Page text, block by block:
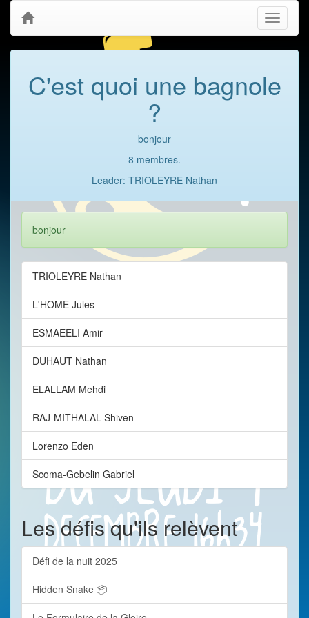
Toggle
C'est quoi une bagnole
?
bonjour
8 membres.
Leader: TRIOLEYRE Nathan
bonjour
TRIOLEYRE Nathan
L'HOME Jules
ESMAEELI Amir
DUHAUT Nathan
ELALLAM Mehdi
RAJ-MITHALAL Shiven
Lorenzo Eden
Scoma-Gebelin Gabriel
Les défis qu'ils relèvent
Défi de la nuit 2025
Hidden Snake 📦